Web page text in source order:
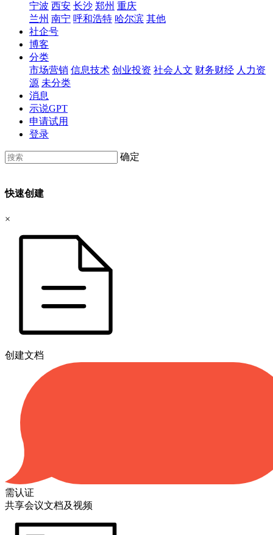
宁波 西安 长沙 郑州 重庆
兰州 南宁 呼和浩特 哈尔滨 其他
社企号
博客
分类
市场营销 信息技术 创业投资 社会人文 财务财经 人力资
源 未分类
消息
示说GPT
申请试用
登录
确定
快速创建
×
创建文档
需认证
共享会议文档及视频